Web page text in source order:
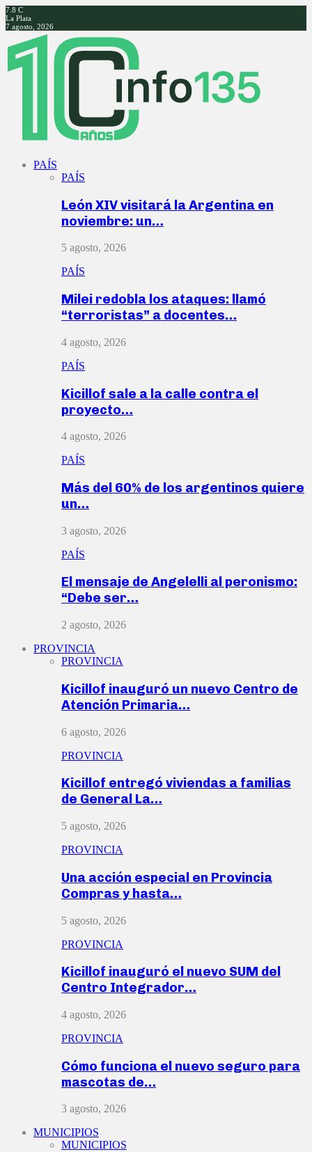
7.8 C
La Plata
7 agosto, 2026
Facebook
Twitter
Instagram
Youtube
PAÍS
PAÍS
León XIV visitará la Argentina en
noviembre: un…
5 agosto, 2026
PAÍS
Milei redobla los ataques: llamó
“terroristas” a docentes…
4 agosto, 2026
PAÍS
Kicillof sale a la calle contra el
proyecto…
4 agosto, 2026
PAÍS
Más del 60% de los argentinos quiere
un…
3 agosto, 2026
PAÍS
El mensaje de Angelelli al peronismo:
“Debe ser…
2 agosto, 2026
PROVINCIA
PROVINCIA
Kicillof inauguró un nuevo Centro de
Atención Primaria…
6 agosto, 2026
PROVINCIA
Kicillof entregó viviendas a familias
de General La…
5 agosto, 2026
PROVINCIA
Una acción especial en Provincia
Compras y hasta…
5 agosto, 2026
PROVINCIA
Kicillof inauguró el nuevo SUM del
Centro Integrador…
4 agosto, 2026
PROVINCIA
Cómo funciona el nuevo seguro para
mascotas de…
3 agosto, 2026
MUNICIPIOS
MUNICIPIOS